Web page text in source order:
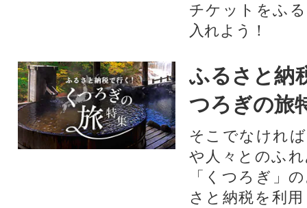
チケットをふ
入れよう！
ふるさと納
つろぎの旅
そこでなけれ
や人々とのふ
「くつろぎ」
さと納税を利